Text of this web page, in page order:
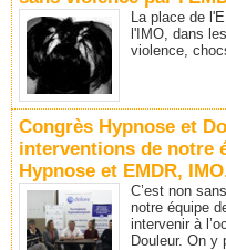
La place de
l'IMO, dans
violence,
Congrès Hypnose et
interventions de notre
Hypnose et EMDR,
C’est non
notre équipe
intervenir à
Douleur. On y